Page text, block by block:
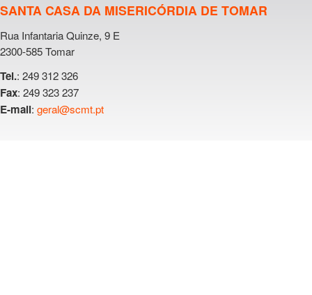
SANTA CASA DA MISERICÓRDIA DE TOMAR
Rua Infantaria Quinze, 9 E
2300-585 Tomar
Tel.: 249 312 326
Fax: 249 323 237
E-mail: geral@scmt.pt